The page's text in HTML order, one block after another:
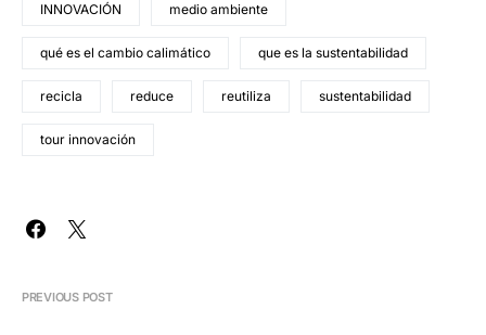
INNOVACIÓN medio ambiente
qué es el cambio calimático que es la sustentabilidad
recicla reduce reutiliza sustentabilidad
tour innovación
PREVIOUS POST